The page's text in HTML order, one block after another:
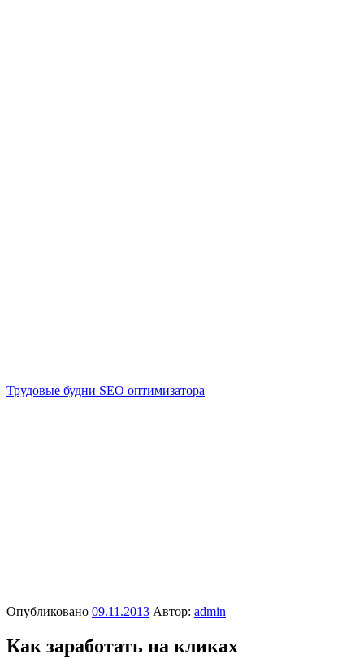
Трудовые будни SEO оптимизатора
Опубликовано 09.11.2013 Автор: admin
Как заработать на кликах